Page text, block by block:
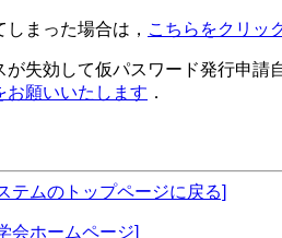
まった場合は， こちらをクリッ
失効して仮パスワード発行申請
お願いいたします ．
テムのトップページに戻る]
会ホームページ]